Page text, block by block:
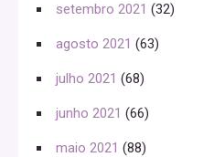
setembro 2021 (32)
agosto 2021 (63)
julho 2021 (68)
junho 2021 (66)
maio 2021 (88)